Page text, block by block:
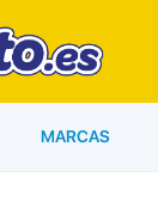
MARCAS